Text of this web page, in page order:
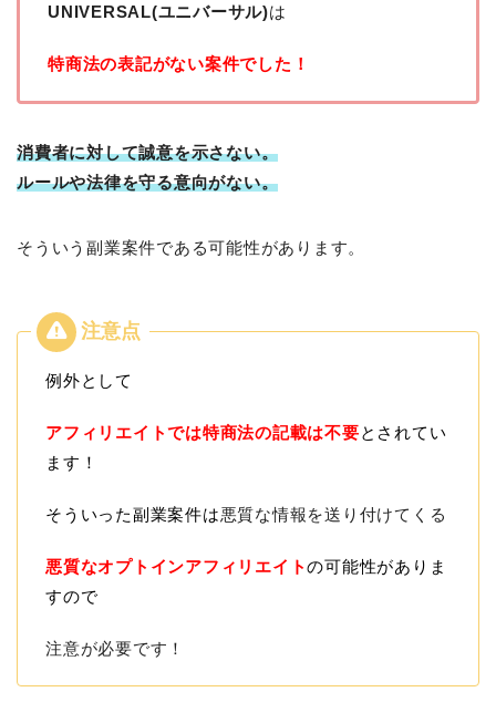
UNIVERSAL(ユニバーサル)は
特商法の表記がない案件でした！
消費者に対して誠意を示さない。
ルールや法律を守る意向がない。
そういう副業案件である可能性があります。
例外として
アフィリエイトでは特商法の記載は不要とされてい
ます！
そういった副業案件は悪質な情報を送り付けてくる
悪質なオプトインアフィリエイトの可能性がありま
すので
注意が必要です！